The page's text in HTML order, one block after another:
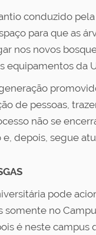
conduzido
para que as
nos novos
equipamentos da
de pessoas,
não se
depois, segue
pode
somente no
é neste